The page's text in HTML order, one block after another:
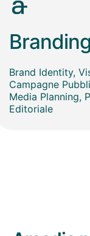
Brand Identity,
Campagne
Media Planning,
Editoriale